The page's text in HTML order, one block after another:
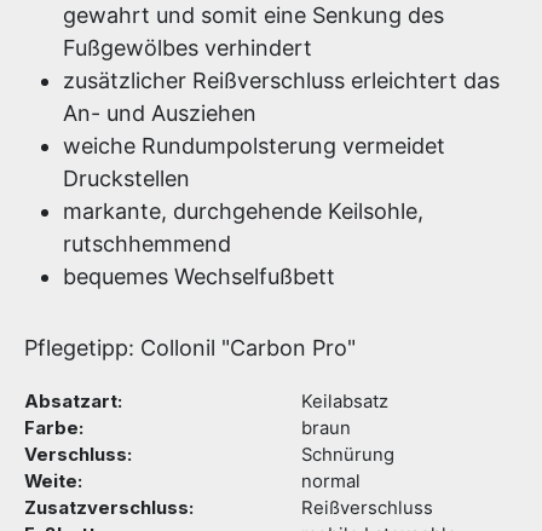
gewahrt und somit eine Senkung des
Fußgewölbes verhindert
zusätzlicher Reißverschluss erleichtert das
An- und Ausziehen
weiche Rundumpolsterung vermeidet
Druckstellen
markante, durchgehende Keilsohle,
rutschhemmend
bequemes Wechselfußbett
Pflegetipp: Collonil "Carbon Pro"
Absatzart:
Keilabsatz
Farbe:
braun
Verschluss:
Schnürung
Weite:
normal
Zusatzverschluss:
Reißverschluss